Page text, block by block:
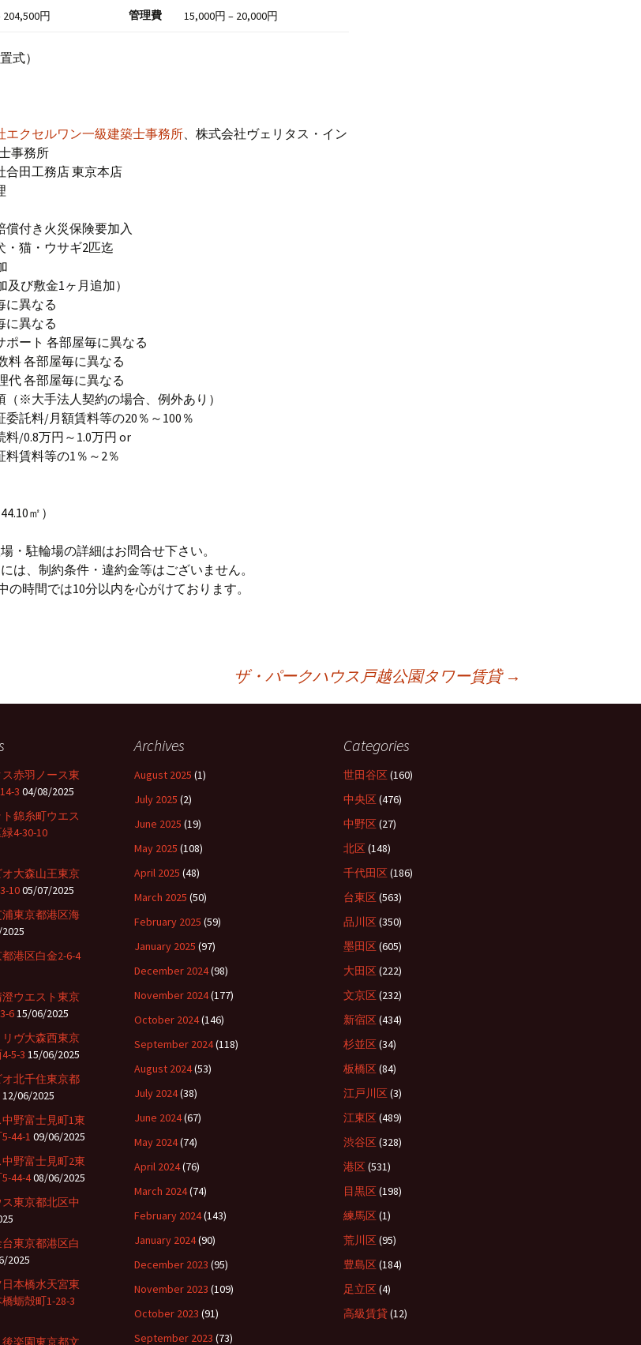
204,500円 管理費 15,000円 – 20,000円
）
エクセルワン一級建築士事務所、株式会社ヴェリタス・イン
事務所
工務店 東京本店
き火災保険要加入
・ウサギ2匹迄
及び敷金1ヶ月追加）
異なる
異なる
ト 各部屋毎に異なる
各部屋毎に異なる
各部屋毎に異なる
大手法人契約の場合、例外あり）
料/月額賃料等の20％～100％
/0.8万円～1.0万円 or
賃料等の1％～2％
㎡）
駐輪場の詳細はお問合せ下さい。
、制約条件・違約金等はございません。
時間では10分以内を心がけております。
ザ・パークハウス戸越公園タワー賃貸 →
赤羽ノース東
3 04/08/2025
錦糸町ウエス
4-30-10
大森山王東京
1005/07/2025
東京都港区海
港区白金2-6-4
ウエスト東京
615/06/2025
ヴ大森西東京
5-3 15/06/2025
北千住東京都
12/06/2025
野富士見町1東
44-1 09/06/2025
野富士見町2東
44-408/06/2025
東京都北区中
東京都港区白
2025
本橋水天宮東
蛎殻町1-28-3
楽園東京都文
Archives
August 2025 (1)
July 2025 (2)
June 2025 (19)
May 2025 (108)
April 2025 (48)
March 2025 (50)
February 2025 (59)
January 2025 (97)
December 2024(98)
November 2024(177)
October 2024(146)
September 2024(118)
August 2024(53)
July 2024(38)
June 2024(67)
May 2024(74)
April 2024(76)
March 2024(74)
February 2024(143)
January 2024(90)
December 2023 (95)
November 2023 (109)
October 2023 (91)
September 2023 (73)
Categories
世田谷区(160)
中央区(476)
中野区(27)
北区(148)
千代田区(186)
台東区(563)
品川区(350)
墨田区(605)
大田区(222)
文京区(232)
新宿区(434)
杉並区(34)
板橋区(84)
江戸川区(3)
江東区(489)
渋谷区(328)
港区(531)
目黒区(198)
練馬区(1)
荒川区(95)
豊島区(184)
足立区(4)
高級賃貸(12)